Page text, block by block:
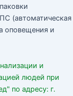
(автоматическая
оповещения и
и
людей при
по адресу: г.